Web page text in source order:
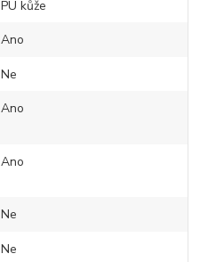
PU kůže
Ano
Ne
Ano
Ano
Ne
Ne